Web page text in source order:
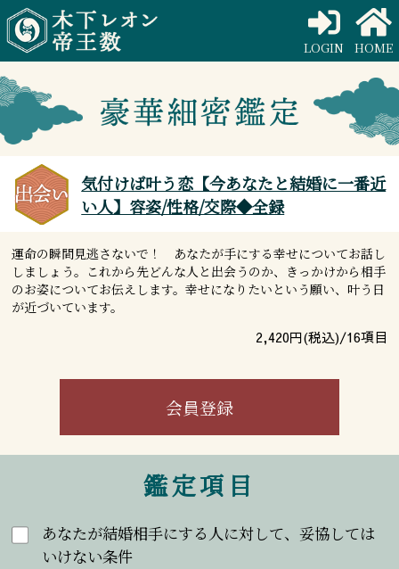
LOGIN HOME
気付けば叶う恋【今あなたと結婚に一番近
い人】容姿/性格/交際◆全録
運命の瞬間見逃さないで！ あなたが手にする幸せについてお話し
しましょう。これから先どんな人と出会うのか、きっかけから相手
のお姿についてお伝えします。幸せになりたいという願い、叶う日
が近づいています。
2,420円(税込)/16項目
会員登録
鑑定項目
あなたが結婚相手にする人に対して、妥協しては
いけない条件